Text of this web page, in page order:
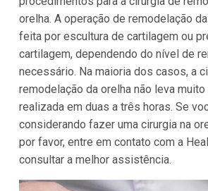
orelha. A operação de remodelação
feita por escultura de cartilagem ou
cartilagem, dependendo do nível de
necessário. Na maioria dos casos, a
remodelação da orelha não leva
realizada em duas a três horas. Se
considerando fazer uma cirurgia na
por favor, entre em contato com a
consultar a melhor assistência.